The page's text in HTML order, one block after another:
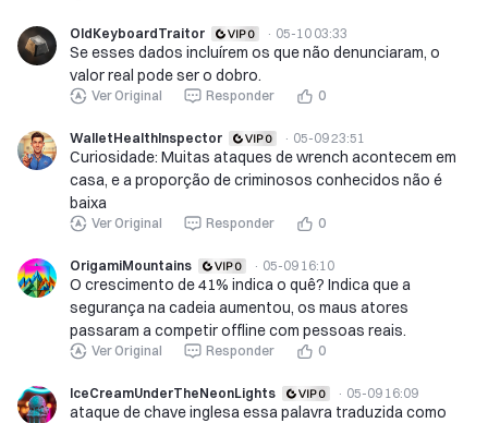
OldKeyboardTraitor · 05-10 03:33
Se esses dados incluírem os que não denunciaram, o
valor real pode ser o dobro.
Ver Original Responder 0
WalletHealthInspector · 05-09 23:51
Curiosidade: Muitas ataques de wrench acontecem em
casa, e a proporção de criminosos conhecidos não é
baixa
Ver Original Responder 0
OrigamiMountains · 05-09 16:10
O crescimento de 41% indica o quê? Indica que a
segurança na cadeia aumentou, os maus atores
passaram a competir offline com pessoas reais.
Ver Original Responder 0
IceCreamUnderTheNeonLights · 05-09 16:09
ataque de chave inglesa essa palavra traduzida como